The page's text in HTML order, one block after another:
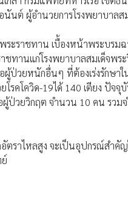
นต์ ผู้อำนวยการโรงพยาบาล
ระราชทาน เบื้องหน้าพระบร
ทานแก่โรงพยาบาลสมเด็จพร
ป่วยหนักอื่นๆ ที่ต้องเร่งรักษาใ
รคโควิด-19ได้ 140 เตียง ปัจ
ป่วยวิกฤต จำนวน 10 คน รวม
ตราไหลสูง จะเป็นอุปกรณ์สำ